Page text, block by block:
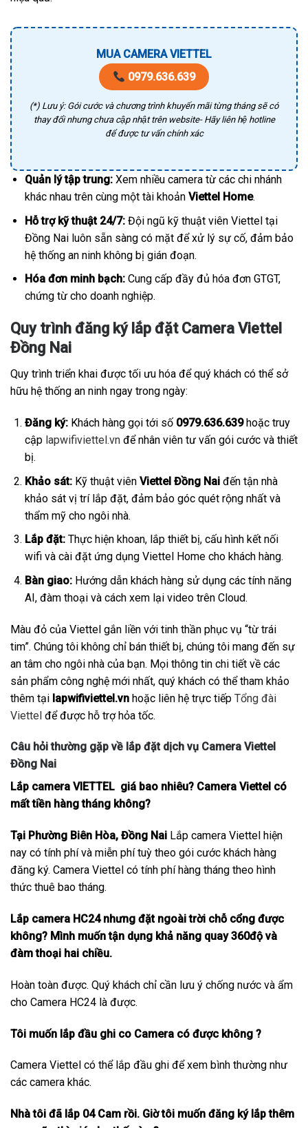
MUA CAMERA VIETTEL
0979.636.639
(*) Lưu ý: Gói cước và chương trình khuyến mãi từng tháng sẽ có
thay đổi nhưng chưa cập nhật trên website- Hãy liên hệ hotline
để được tư vấn chính xác
Quản lý tập trung:Xem nhiều camera từ các chi nhánh
khác nhau trên cùng một tài khoản Viettel Home.
Hỗ trợ kỹ thuật 24/7:Đội ngũ kỹ thuật viên Viettel tại
Đồng Nai luôn sẵn sàng có mặt để xử lý sự cố, đảm bảo
hệ thống an ninh không bị gián đoạn.
Hóa đơn minh bạch:Cung cấp đầy đủ hóa đơn GTGT,
chứng từ cho doanh nghiệp.
Quy trình đăng ký lắp đặt Camera Viettel
Đồng Nai
Quy trình triển khai được tối ưu hóa để quý khách có thể sở
hữu hệ thống an ninh ngay trong ngày:
Đăng ký:Khách hàng gọi tới số 0979.636.639hoặc truy
cập lapwifiviettel.vnđể nhân viên tư vấn gói cước và thiết
bị.
Khảo sát:Kỹ thuật viên Viettel Đồng Naiđến tận nhà
khảo sát vị trí lắp đặt, đảm bảo góc quét rộng nhất và
thẩm mỹ cho ngôi nhà.
Lắp đặt:Thực hiện khoan, lắp thiết bị, cấu hình kết nối
wifi và cài đặt ứng dụng Viettel Home cho khách hàng.
Bàn giao:Hướng dẫn khách hàng sử dụng các tính năng
AI, đàm thoại và cách xem lại video trên Cloud.
Màu đỏ của Viettel gắn liền với tinh thần phục vụ “từ trái
tim”. Chúng tôi không chỉ bán thiết bị, chúng tôi mang đến sự
an tâm cho ngôi nhà của bạn. Mọi thông tin chi tiết về các
sản phẩm công nghệ mới nhất, quý khách có thể tham khảo
thêm tại lapwifiviettel.vn hoặc liên hệ trực tiếp Tổng đài
Viettel để được hỗ trợ hỏa tốc.
Câu hỏi thường gặp về lắp đặt dịch vụ Camera Viettel
Đồng Nai
Lắp camera VIETTEL giá bao nhiêu? Camera Viettel có
mất tiền hàng tháng không?
Tại Phường Biên Hòa, Đồng Nai Lắp camera Viettel hiện
nay có tính phí và miễn phí tuỳ theo gói cước khách hàng
đăng ký. Camera Viettel có tính phí hàng tháng theo hình
thức thuê bao tháng.
Lắp camera HC24 nhưng đặt ngoài trời chỗ cổng được
không? Mình muốn tận dụng khả năng quay 360độ và
đàm thoại hai chiều.
Hoàn toàn được. Quý khách chỉ cần lưu ý chống nước và ẩm
cho Camera HC24 là được.
Tôi muốn lắp đầu ghi co Camera có được không ?
Camera Viettel có thể lắp đầu ghi để xem bình thường như
các camera khác.
Nhà tôi đã lắp 04 Cam rồi. Giờ tôi muốn đăng ký lắp thêm